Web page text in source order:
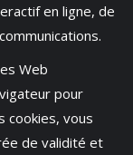
en ligne, de
Web
pour
cookies, vous
de validité et